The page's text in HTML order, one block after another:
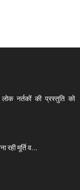
नर्तकों की प्रस्तुति को
रही मूर्ति व...